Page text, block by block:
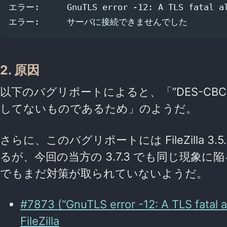
エラー:　　  GnuTLS error -12: A TLS fatal
2. 原因
以下のバグリポートによると、「”DES-
してないものであるため」のようだ。
さらに、このバグリポートには FileZilla
るが、今回の当方の 3.7.3 でも同じ現象に
でもまだ対策が取られていないようだ。
#7873 (“GnuTLS error -12: A TLS fatal
FileZilla